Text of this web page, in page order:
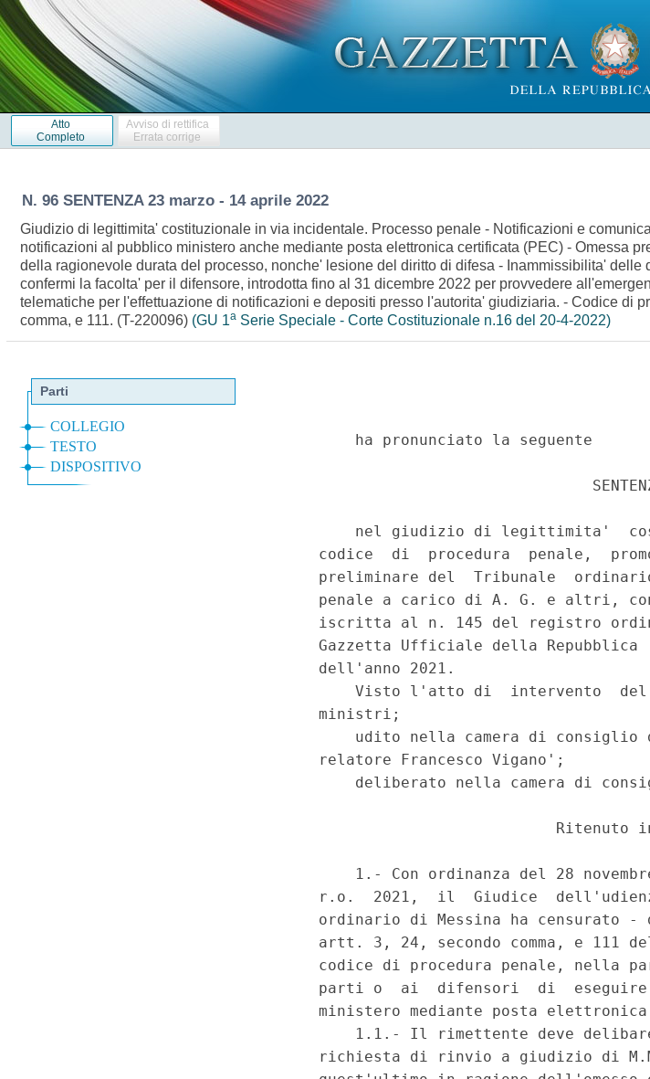
Atto
Completo
Avviso di rettifica
Errata corrige
N. 96 SENTENZA 23 marzo - 14 aprile 2022
Giudizio di legittimita' costituzionale in via incidentale. Processo penale - Notificazioni e
notificazioni al pubblico ministero anche mediante posta elettronica certificata (PEC) - Omessa
della ragionevole durata del processo, nonche' lesione del diritto di difesa - Inammissibilita'
confermi la facolta' per il difensore, introdotta fino al 31 dicembre 2022 per provvedere
telematiche per l'effettuazione di notificazioni e depositi presso l'autorita' giudiziaria. - Codice di
comma, e 111. (T-220096) (GU 1a Serie Speciale - Corte Costituzionale n.16 del 20-4-2022)